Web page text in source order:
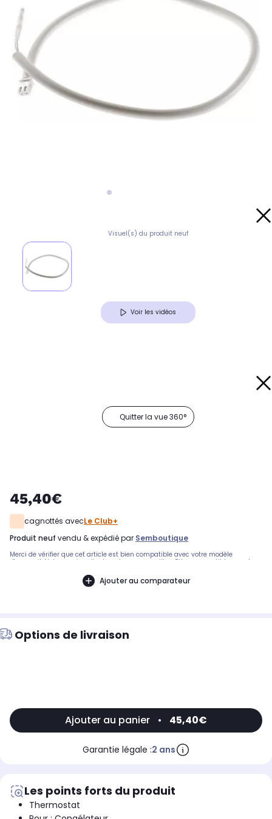
Visuel(s) du produit neuf
Voir les vidéos
Quitter la vue 360°
45,40€
cagnottés avecLe Club+
produit neuf vendu & expédié par Semboutique
Merci de vérifier que cet article est bien compatible avec votre modèle
d'appareil. Notre service client peut vous conseiller. .Pièce compatible avec les
Ajouter au comparateur
Options de livraison
Ajouter au panier • 45,40€
Garantie légale :2 ans
Les points forts du produit
Thermostat